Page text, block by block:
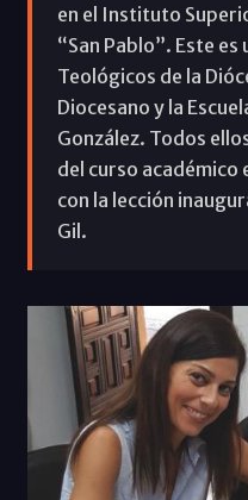
en el Instituto
“San Pablo”. Este
Teológicos de la
Diocesano y la
González. Todos
del curso
con la lección
Gil.